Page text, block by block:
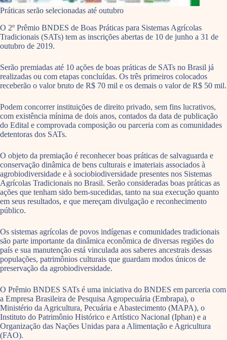
Práticas serão selecionadas até outubro
O 2º Prêmio BNDES de Boas Práticas para Sistemas Agrícolas
Tradicionais (SATs) tem as inscrições abertas de 10 de junho a 31 de
outubro de 2019.
Serão premiadas até 10 ações de boas práticas de SATs no Brasil já
realizadas ou com etapas concluídas. Os três primeiros colocados
receberão o valor bruto de R$ 70 mil e os demais o valor de R$ 50 mil.
Podem concorrer instituições de direito privado, sem fins lucrativos,
com existência mínima de dois anos, contados da data de publicação
do Edital e comprovada composição ou parceria com as comunidades
detentoras dos SATs.
O objeto da premiação é reconhecer boas práticas de salvaguarda e
conservação dinâmica de bens culturais e imateriais associados à
agrobiodiversidade e à sociobiodiversidade presentes nos Sistemas
Agrícolas Tradicionais no Brasil. Serão consideradas boas práticas as
ações que tenham sido bem-sucedidas, tanto na sua execução quanto
em seus resultados, e que mereçam divulgação e reconhecimento
público.
Os sistemas agrícolas de povos indígenas e comunidades tradicionais
são parte importante da dinâmica econômica de diversas regiões do
país e sua manutenção está vinculada aos saberes ancestrais dessas
populações, patrimônios culturais que guardam modos únicos de
preservação da agrobiodiversidade.
O Prêmio BNDES SATs é uma iniciativa do BNDES em parceria com
a Empresa Brasileira de Pesquisa Agropecuária (Embrapa), o
Ministério da Agricultura, Pecuária e Abastecimento (MAPA), o
Instituto do Patrimônio Histórico e Artístico Nacional (Iphan) e a
Organização das Nações Unidas para a Alimentação e Agricultura
(FAO).